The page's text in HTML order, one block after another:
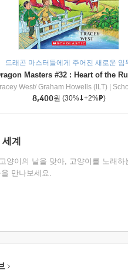
드래곤 마스터들에게 주어진 새로운 임
West/ Graham Howells (ILT)
8,400원 (30% +2% )
계
양이의 날을 맞아, 고양이를 노래하
만나보세요.